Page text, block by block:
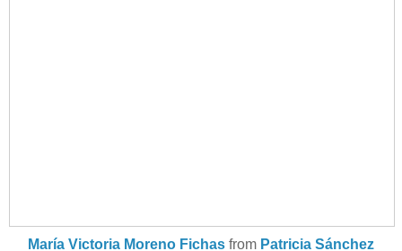
María Victoria Moreno Fichas from Patricia Sánchez